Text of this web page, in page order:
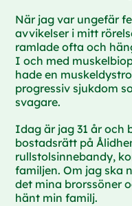
När jag var ungefär
avvikelser i mitt
ramlade ofta och
I och med
hade en
progressiv sjukdom
svagare.
Idag är jag 31 år och
bostadsrätt på
rullstolsinnebandy,
familjen. Om jag ska
det mina brorssöner
hänt min familj.